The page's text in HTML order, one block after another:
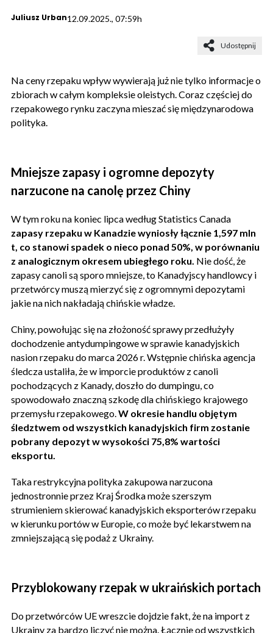
Juliusz Urban12.09.2025., 07:59h
Udostępnij
Na ceny rzepaku wpływ wywierają już nie tylko informacje o
zbiorach w całym kompleksie oleistych. Coraz częściej do
rzepakowego rynku zaczyna mieszać się międzynarodowa
polityka.
Mniejsze zapasy i ogromne depozyty
narzucone na canolę przez Chiny
W tym roku na koniec lipca według Statistics Canada
zapasy rzepaku w Kanadzie wyniosły łącznie 1,597 mln
t, co stanowi spadek o nieco ponad 50%, w porównaniu
z analogicznym okresem ubiegłego roku. Nie dość, że
zapasy canoli są sporo mniejsze, to Kanadyjscy handlowcy i
przetwórcy muszą mierzyć się z ogromnymi depozytami
jakie na nich nakładają chińskie władze.
Chiny, powołując się na złożoność sprawy przedłużyły
dochodzenie antydumpingowe w sprawie kanadyjskich
nasion rzepaku do marca 2026 r. Wstępnie chińska agencja
śledcza ustaliła, że ​​w imporcie produktów z canoli
pochodzących z Kanady, doszło do dumpingu, co
spowodowało znaczną szkodę dla chińskiego krajowego
przemysłu rzepakowego. W okresie handlu objętym
śledztwem od wszystkich kanadyjskich firm zostanie
pobrany depozyt w wysokości 75,8% wartości
eksportu.
Taka restrykcyjna polityka zakupowa narzucona
jednostronnie przez Kraj Środka może szerszym
strumieniem skierować kanadyjskich eksporterów rzepaku
w kierunku portów w Europie, co może być lekarstwem na
zmniejszającą się podaż z Ukrainy.
Przyblokowany rzepak w ukraińskich portach
Do przetwórców UE wreszcie dojdzie fakt, że na import z
Ukrainy za bardzo liczyć nie można. Łącznie od wszystkich